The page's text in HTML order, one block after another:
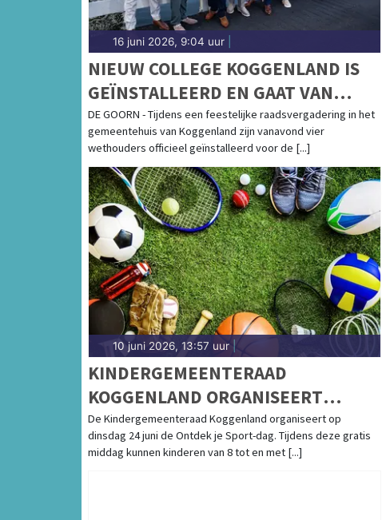
16 juni 2026, 9:04 uur
NIEUW COLLEGE KOGGENLAND IS
GEÏNSTALLEERD EN GAAT VAN
START
DE GOORN - Tijdens een feestelijke raadsvergadering in het
gemeentehuis van Koggenland zijn vanavond vier
wethouders officieel geïnstalleerd voor de [...]
10 juni 2026, 13:57 uur
KINDERGEMEENTERAAD
KOGGENLAND ORGANISEERT
ONTDEK JE SPORT-DAG
De Kindergemeenteraad Koggenland organiseert op
dinsdag 24 juni de Ontdek je Sport-dag. Tijdens deze gratis
middag kunnen kinderen van 8 tot en met [...]